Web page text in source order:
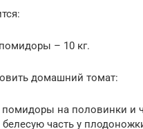
– 10 кг.
домашний томат:
помидоры на половинки и
часть у